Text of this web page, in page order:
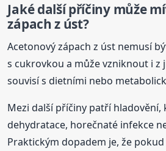
Jaké další příčiny může
zápach z úst?
Acetonový zápach z úst nemusí
s cukrovkou a může vzniknout i z
souvisí s dietními nebo
Mezi další příčiny patří hladovění,
dehydratace, horečnaté infekce
Praktickým dopadem je, že